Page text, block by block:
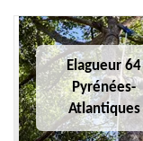
Elagueur 64
Pyrénées-
Atlantiques